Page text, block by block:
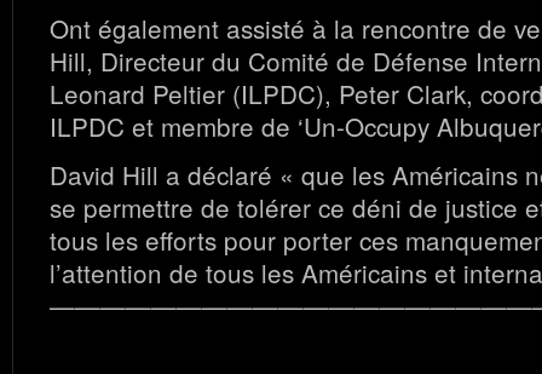
Ont également assisté à la rencontre de
Hill, Directeur du Comité de Défense
Leonard Peltier (ILPDC), Peter Clark,
ILPDC et membre de ‘Un-Occupy
David Hill a déclaré « que les Américains
se permettre de tolérer ce déni de justice
tous les efforts pour porter ces
l’attention de tous les Américains et